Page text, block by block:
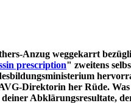
Anzug weggekarrt
prescription" zweitens
Direktorin her Rüde.
Abklärungsresultate,